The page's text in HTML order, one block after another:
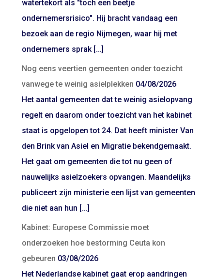
watertekort als "toch een beetje
ondernemersrisico". Hij bracht vandaag een
bezoek aan de regio Nijmegen, waar hij met
ondernemers sprak […]
Nog eens veertien gemeenten onder toezicht
vanwege te weinig asielplekken 04/08/2026
Het aantal gemeenten dat te weinig asielopvang
regelt en daarom onder toezicht van het kabinet
staat is opgelopen tot 24. Dat heeft minister Van
den Brink van Asiel en Migratie bekendgemaakt.
Het gaat om gemeenten die tot nu geen of
nauwelijks asielzoekers opvangen. Maandelijks
publiceert zijn ministerie een lijst van gemeenten
die niet aan hun […]
Kabinet: Europese Commissie moet
onderzoeken hoe bestorming Ceuta kon
gebeuren 03/08/2026
Het Nederlandse kabinet gaat erop aandringen